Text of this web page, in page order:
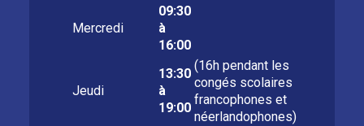
Mercredi
09:30
à
16:00
Jeudi
13:30
à
19:00
(16h pendant les
congés scolaires
francophones et
néerlandophones)